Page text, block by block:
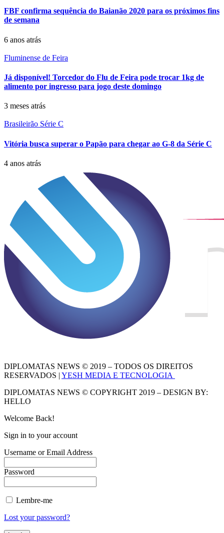
FBF confirma sequência do Baianão 2020 para os próximos fins
de semana
6 anos atrás
Fluminense de Feira
Já disponível! Torcedor do Flu de Feira pode trocar 1kg de
alimento por ingresso para jogo deste domingo
3 meses atrás
Brasileirão Série C
Vitória busca superar o Papão para chegar ao G-8 da Série C
4 anos atrás
DIPLOMATAS NEWS © 2019 – TODOS OS DIREITOS
RESERVADOS | YESH MEDIA E TECNOLOGIA
DIPLOMATAS NEWS © COPYRIGHT 2019 – DESIGN BY:
HELLO
Welcome Back!
Sign in to your account
Username or Email Address
Password
Lembre-me
Lost your password?